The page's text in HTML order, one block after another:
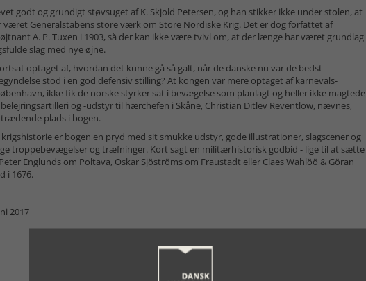
godt og grundigt støvsuget af K. Skjold Petersen, og han stikker ikke under stolen, at
Generalstabens store værk om Store Nordiske Krig. Det er dog forfattet af
A. P. Tuxen i 1903, så der kan ikke være tvivl om, at der længe har været grundlag
slag med nye øjne.
optaget af, hvordan det kunne gå så galt, når de danske nu var de bedst
stod i en god defensiv stilling? At kongen var mere optaget af karnevals-
ikke fik de norske styrker sat i bevægelse som planlagt og heller ikke magtede
og -udstyr til hærchefen i Skåne, Christian Ditlev Reventlow, nævnes,
plads i bogen.
er bogen en pryd med sit smukke udstyr, gode illustrationer, slagscener og
troppebevægelser og træfninger. Kort sagt en militærhistorisk godbid - lige til at sætte
Englunds om Poltava, Oskar Sjöströms om Fraustadt eller Claes Wahlöö & Göran
i 1676.
2017